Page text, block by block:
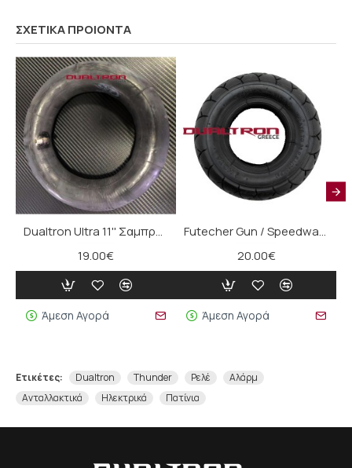
ΣΧΕΤΙΚΑ ΠΡΟΙΟΝΤΑ
Dualtron Ultra 11'' Σαμπρέλα (90/65-6.5)
19.00€
Άμεση Αγορά
Futecher Gun / Speedway Mini 4 Pro Εμπρός Ελαστικό (200x50)
20.00€
Άμεση Αγορά
Ετικέτες: Dualtron Thunder Ρελέ
Αλάρμ
Ανταλλακτικά
Ηλεκτρικά Πατίνια